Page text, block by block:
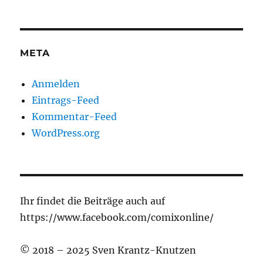
META
Anmelden
Eintrags-Feed
Kommentar-Feed
WordPress.org
Ihr findet die Beiträge auch auf
https://www.facebook.com/comixonline/
© 2018 – 2025 Sven Krantz-Knutzen